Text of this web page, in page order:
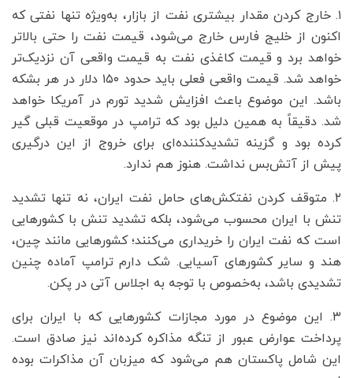
۱. خارج کردن مقدار بیشتری نفت از بازار، به‌ویژه تنها نفتی که
اکنون از خلیج فارس خارج می‌شود، قیمت نفت را حتی بالاتر
خواهد برد و قیمت کاغذی نفت به قیمت واقعی آن نزدیک‌تر
خواهد شد. قیمت واقعی فعلی باید حدود ۱۵۰ دلار در هر بشکه
باشد. این موضوع باعث افزایش شدید تورم در آمریکا خواهد
شد. دقیقاً به همین دلیل بود که ترامپ در موقعیت قبلی گیر
کرده بود و گزینه تشدیدکننده‌ای برای خروج از این درگیری
پیش از آتش‌بس نداشت. هنوز هم ندارد.
۲. متوقف کردن نفتکش‌های حامل نفت ایران، نه تنها تشدید
تنش با ایران محسوب می‌شود، بلکه تشدید تنش با کشورهایی
است که نفت ایران را خریداری می‌کنند؛ کشورهایی مانند چین،
هند و سایر کشورهای آسیایی. شک دارم ترامپ آماده چنین
تشدیدی باشد، به‌خصوص با توجه به اجلاس آتی در پکن.
۳. این موضوع در مورد مجازات کشورهایی که با ایران برای
پرداخت عوارض عبور از تنگه مذاکره کرده‌اند نیز صادق است.
این شامل پاکستان هم می‌شود که میزبان آن مذاکرات بوده